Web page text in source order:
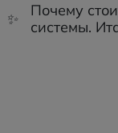
✨
Почему
системы.